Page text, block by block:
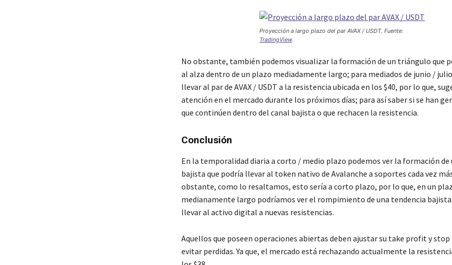
Proyección a largo plazo del par AVAX / USDT. Fuente:
TradingView.
No obstante, también podemos visualizar la formación de un triángulo que
al alza dentro de un plazo mediadamente largo; para mediados de junio /
llevar al par de AVAX / USDT a la resistencia ubicada en los $40, por lo que,
atención en el mercado durante los próximos días; para así saber si se han
que continúen dentro del canal bajista o que rechacen la resistencia.
Conclusión
En la temporalidad diaria a corto / medio plazo podemos ver la formación de
bajista que podría llevar al token nativo de Avalanche a soportes cada vez
obstante, como lo resaltamos, esto sería a corto plazo, por lo que, en un
medianamente largo podríamos ver el rompimiento de una tendencia bajista
llevar al activo digital a nuevas resistencias.
Aquellos que poseen operaciones abiertas deben ajustar su take profit y stop
evitar perdidas. Ya que, el mercado está rechazando actualmente la